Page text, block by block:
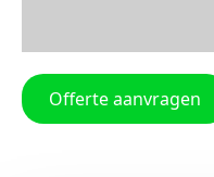
Offerte aanvragen